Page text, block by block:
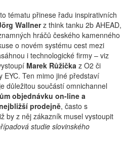
tématu přinese řadu inspirativních
Wallnerz think tanku 2b AHEAD,
hráčů českého kamenného
o novém systému cest mezi
i technologické firmy – viz
Marek Růžička z O2 či
EYC. Ten mimo jiné představí
důležitou součástí omnichannel
objednávku on-line a
prodejně, často s
by z něj zákazník musel vystoupit
studie slovinského